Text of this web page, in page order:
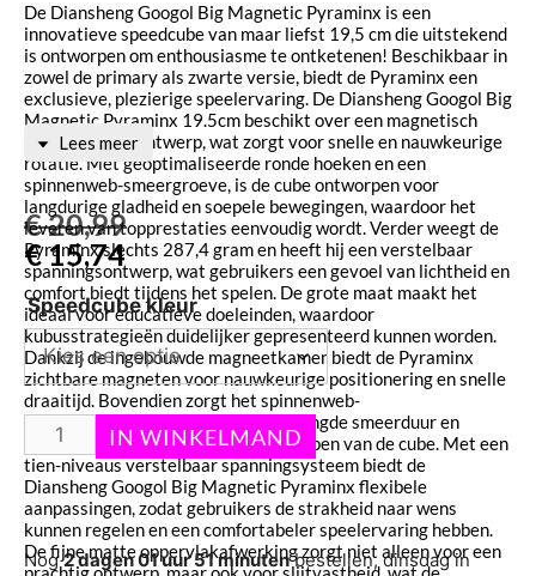
De Diansheng Googol Big Magnetic Pyraminx is een
innovatieve speedcube van maar liefst 19,5 cm die uitstekend
is ontworpen om enthousiasme te ontketenen! Beschikbaar in
zowel de primary als zwarte versie, biedt de Pyraminx een
exclusieve, plezierige speelervaring. De Diansheng Googol Big
Magnetic Pyraminx 19.5cm beschikt over een magnetisch
positioneringsontwerp, wat zorgt voor snelle en nauwkeurige
rotatie. Met geoptimaliseerde ronde hoeken en een
spinnenweb-smeergroeve, is de cube ontworpen voor
langdurige gladheid en soepele bewegingen, waardoor het
leveren van topprestaties eenvoudig wordt. Verder weegt de
Pyraminx slechts 287,4 gram en heeft hij een verstelbaar
spanningsontwerp, wat gebruikers een gevoel van lichtheid en
comfort biedt tijdens het spelen. De grote maat maakt het
ideaal voor educatieve doeleinden, waardoor
kubusstrategieën duidelijker gepresenteerd kunnen worden.
Dankzij de ingebouwde magneetkamer biedt de Pyraminx
zichtbare magneten voor nauwkeurige positionering en snelle
draaitijd. Bovendien zorgt het spinnenweb-
smeergroeveontwerp voor een verlengde smeerduur en
vermindert het de kans op het vastlopen van de cube. Met een
tien-niveaus verstelbaar spanningsysteem biedt de
Diansheng Googol Big Magnetic Pyraminx flexibele
aanpassingen, zodat gebruikers de strakheid naar wens
kunnen regelen en een comfortabeler speelervaring hebben.
De fijne matte oppervlakafwerking zorgt niet alleen voor een
Lees meer
€20,99
€15,74
Speedcube kleur
Nog2 dagen 01 uur 51 minutenbestellen, dinsdag in